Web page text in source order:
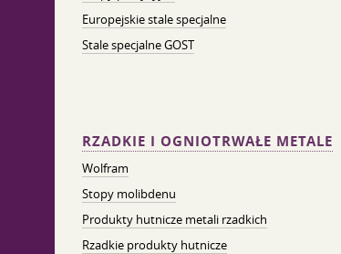
Europejskie stale specjalne
Stale specjalne GOST
RZADKIE I OGNIOTRWAŁE METALE
Wolfram
Stopy molibdenu
Produkty hutnicze metali rzadkich
Rzadkie produkty hutnicze